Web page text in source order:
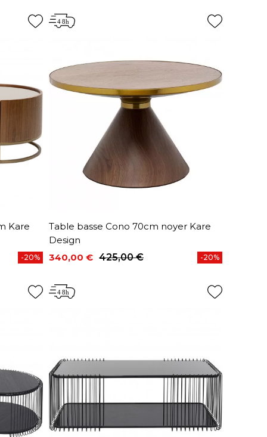
Kare
-20%
Table basse Cono 70cm noyer Kare
Design
Prix
340,00 €
Prix de base425,00 € -20%